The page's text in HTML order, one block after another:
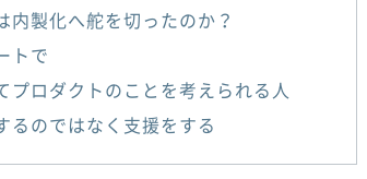
内製化へ舵を切ったのか？
トで
プロダクトのことを考えられる人
るのではなく支援をする